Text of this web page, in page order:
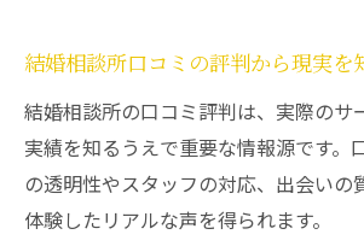
結婚相談所の口コミサイトで
結婚相談所スタッフの本音
意義
結婚相談所口コミの2ch情報
結婚相談所口コミの評判から現実を
結婚相談所の口コミ評判は、実際のサ
実績を知るうえで重要な情報源です。
の透明性やスタッフの対応、出会いの
体験したリアルな声を得られます。